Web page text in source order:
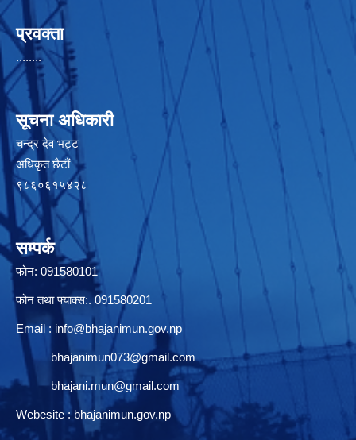
प्रवक्ता
........
सूचना अधिकारी
चन्द्र देव भट्ट
अधिकृत छैटाैं
९८६०६१५४२८
सम्पर्क
फोन: 091580101
फोन तथा फ्याक्स:. 091580201
Email : info@bhajanimun.gov.np
bhajanimun073@gmail.com
bhajani.mun@gmail.com
Webesite : bhajanimun.gov.np